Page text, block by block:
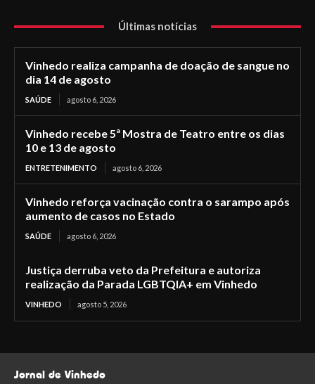
Últimas notícias
Vinhedo realiza campanha de doação de sangue no
dia 14 de agosto
SAÚDE agosto 6, 2026
Vinhedo recebe 5ª Mostra de Teatro entre os dias
10 e 13 de agosto
ENTRETENIMENTO agosto 6, 2026
Vinhedo reforça vacinação contra o sarampo após
aumento de casos no Estado
SAÚDE agosto 6, 2026
Justiça derruba veto da Prefeitura e autoriza
realização da Parada LGBTQIA+ em Vinhedo
VINHEDO agosto 5, 2026
Jornal de Vinhedo